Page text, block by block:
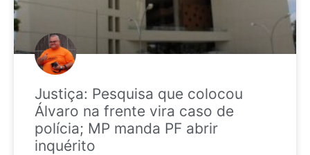
Justiça: Pesquisa que colocou
Álvaro na frente vira caso de
polícia; MP manda PF abrir
inquérito